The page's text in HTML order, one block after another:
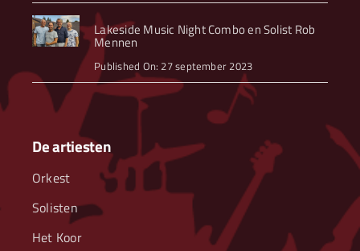
Lakeside Music Night Combo en Solist Rob
Mennen
Published On: 27 september 2023
De artiesten
Orkest
Solisten
Het Koor